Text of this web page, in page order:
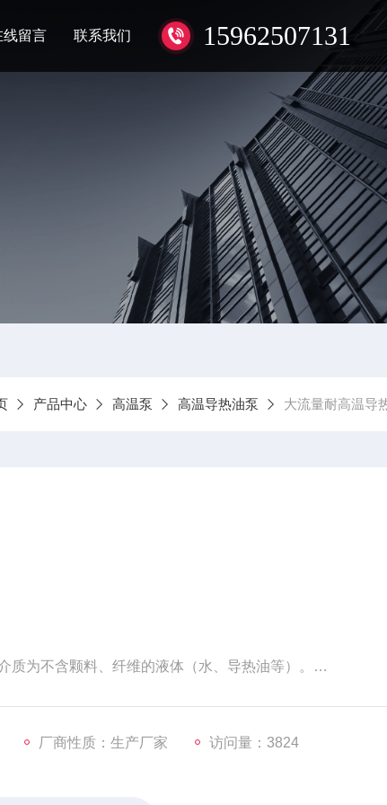
15962507131
线留言 联系我们
产品中心 高温泵 高温导热油泵 大流量耐高温导
为不含颗料、纤维的液体（水、导热油等）。
厂商性质：生产厂家 访问量：3824